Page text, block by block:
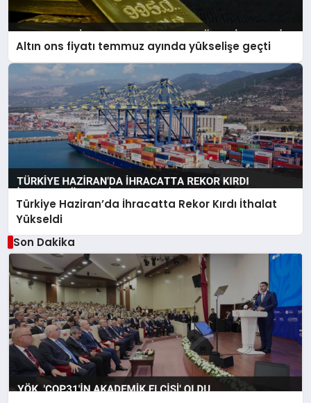
Altın ons fiyatı temmuz ayında yükselişe geçti
Türkiye Haziran’da İhracatta Rekor Kırdı İthalat
Yükseldi
Son Dakika